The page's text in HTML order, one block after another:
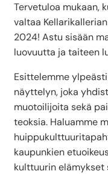
Tervetuloa mukaan,
valtaa
2024! Astu sisään
luovuutta ja taiteen
Esittelemme
näyttelyn, joka
muotoilijoita sekä
teoksia. Haluamme
kaupunkien
kulttuurin elämykset